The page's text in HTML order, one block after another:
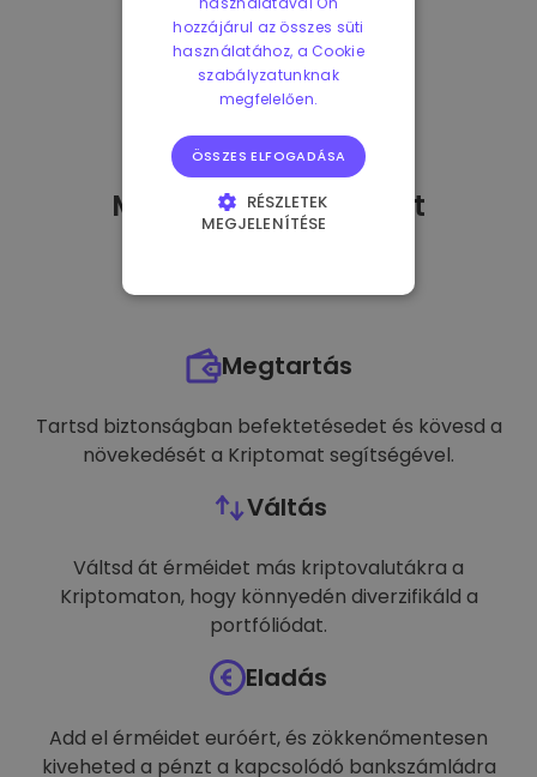
Mit tehetekmiután
-t
Megtartás
Tartsd biztonságban befektetésedet és kövesd a
növekedését a Kriptomat segítségével.
Váltás
Váltsd át érméidet más kriptovalutákra a
Kriptomaton, hogy könnyedén diverzifikáld a
portfóliódat.
Eladás
Add el érméidet euróért, és zökkenőmentesen
kiveheted a pénzt a kapcsolódó bankszámládra
hozzájárul az összes süti
használatához, a Cookie
szabályzatunknak
megfelelően.
ÖSSZES ELFOGADÁSA
RÉSZLETEK
MEGJELENÍTÉSE
CÉLZÁS
FUNKCIONALITÁS